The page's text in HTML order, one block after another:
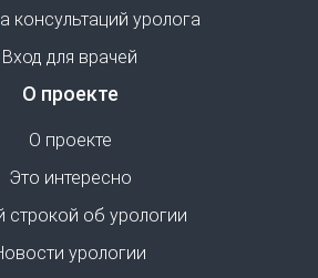
консультаций уролога
Вход для врачей
О проекте
О проекте
Это интересно
строкой об урологии
урологии